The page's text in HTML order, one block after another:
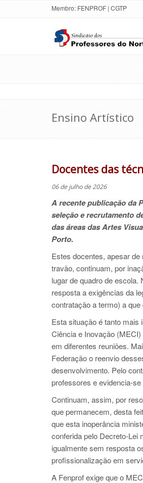
Membro: FENPROF | CGTP
Ensino Artístico
Docentes das
06 de julho de 2026
A recente publicação da
seleção e recrutamento
das áreas das Artes
Porto.
Estes docentes, apesar
travão, continuam, por
lugar de quadro de
resposta a exigências da
contratação a termo) a
Esta situação é tanto mais
Ciência e Inovação
em diferentes reuniões.
Federação o reenvio
desenvolvimento. Pelo
professores e evidencia-
Continuam, assim, por
que permanecem, desta
que esta inoperância
conferida pelo Decreto-Lei
igualmente sem resposta
profissionalização em
A Fenprof exige que o